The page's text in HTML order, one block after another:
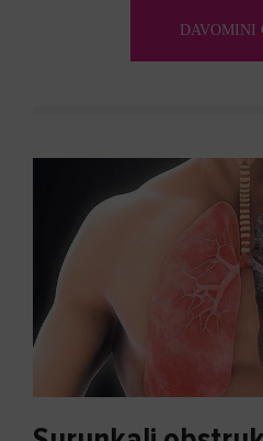
biron bir usuli bormi?DAVOMINI